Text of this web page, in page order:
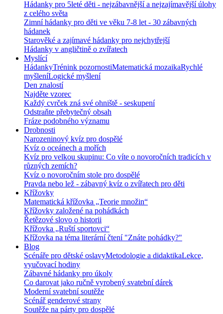
Hádanky pro 5leté děti - nejzábavnější a nejzajímavější úlohy
z celého světa
Zimní hádanky pro děti ve věku 7-8 let - 30 zábavných
hádanek
Starověké a zajímavé hádanky pro nejchytřejší
Hádanky v angličtině o zvířatech
Myslící
HádankyTrénink pozornostiMatematická mozaikaRychlé
myšleníLogické myšlení
Den znalostí
Najděte vzorec
Každý cvrček zná své ohniště - seskupení
Odstraňte přebytečný obsah
Fráze podobného významu
Drobnosti
Narozeninový kvíz pro dospělé
Kvíz o oceánech a mořích
Kvíz pro velkou skupinu: Co víte o novoročních tradicích v
různých zemích?
Kvíz o novoročním stole pro dospělé
Pravda nebo lež - zábavný kvíz o zvířatech pro děti
Křížovky
Matematická křížovka „Teorie množin“
Křížovky založené na pohádkách
Řetězové slovo o historii
Křížovka „Ruští sportovci“
Křížovka na téma literární čtení "Znáte pohádky?"
Blog
Scénáře pro dětské oslavyMetodologie a didaktikaLekce,
vyučovací hodiny
Zábavné hádanky pro úkoly
Co darovat jako ručně vyrobený svatební dárek
Moderní svatební soutěže
Scénář genderové strany
Soutěže na párty pro dospělé